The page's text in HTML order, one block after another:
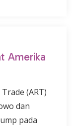
Amerika
(ART)
dan
pada